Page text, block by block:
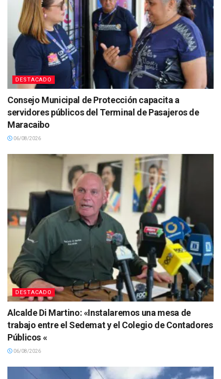
DESTACADO
Consejo Municipal de Protección capacita a
servidores públicos del Terminal de Pasajeros de
Maracaibo
06/08/2026
DESTACADO
Alcalde Di Martino: «Instalaremos una mesa de
trabajo entre el Sedemat y el Colegio de Contadores
Públicos «
06/08/2026